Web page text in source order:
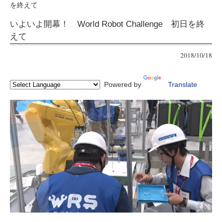
を終えて
いよいよ開幕！ World Robot Challenge 初日を終
えて
2018/10/18
Powered by Translate